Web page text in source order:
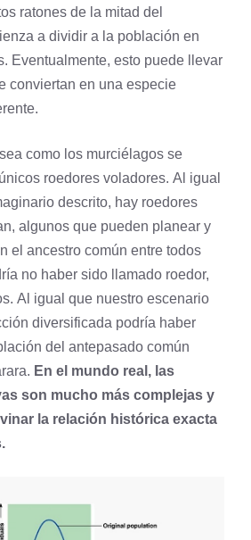
ratones de la mitad del
a dividir a la población en
Eventualmente, esto puede llevar
conviertan en una especie
como los murciélagos se
roedores voladores. Al igual
descrito, hay roedores
algunos que pueden planear y
el ancestro común entre todos
no haber sido llamado roedor,
Al igual que nuestro escenario
diversificada podría haber
del antepasado común
En el mundo real, las
son mucho más complejas y
la relación histórica exacta